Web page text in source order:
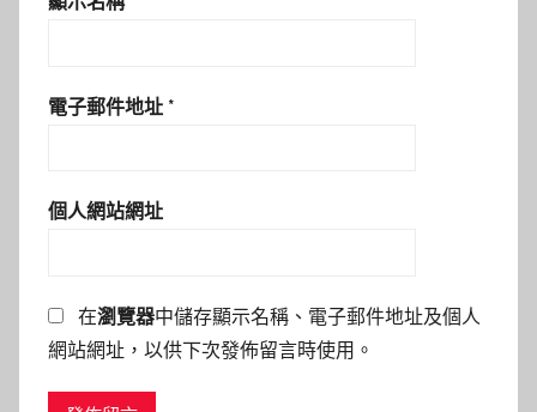
電子郵件地址 *
個人網站網址
在瀏覽器中儲存顯示名稱、電子郵件地址及個人
網站網址，以供下次發佈留言時使用。